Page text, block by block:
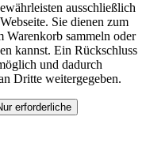
ausschließlich
Sie dienen zum
Warenkorb sammeln oder
kannst. Ein Rückschluss
und dadurch
Dritte weitergegeben.
erforderliche